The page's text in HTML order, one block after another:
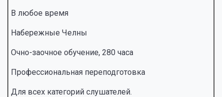
В любое время
Набережные Челны
Очно-заочное обучение, 280 часа
Профессиональная переподготовка
Для всех категорий слушателей.